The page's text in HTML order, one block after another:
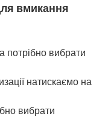
вмикання
потрібно вибрати
натискаємо на
вибрати